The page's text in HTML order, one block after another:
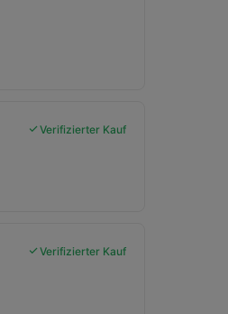
Verifizierter Kauf
Verifizierter Kauf